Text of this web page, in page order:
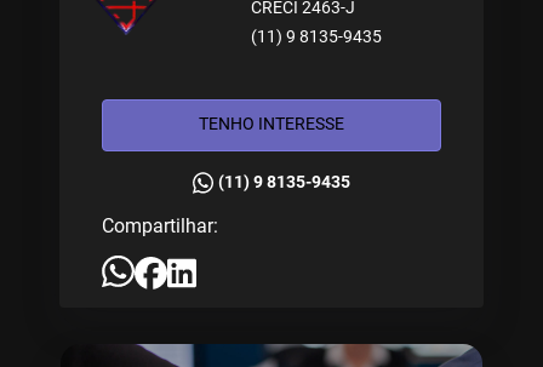
CRECI 2463-J
(11) 9 8135-9435
TENHO INTERESSE
(11) 9 8135-9435
Compartilhar: